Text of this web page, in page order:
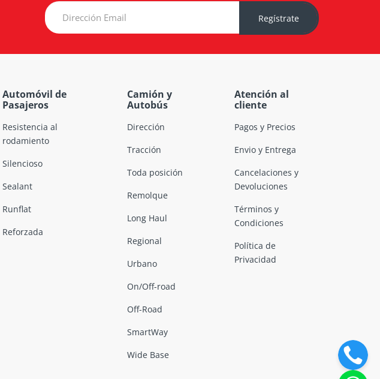
Regístrate
Automóvil de
Pasajeros
Resistencia al
rodamiento
Silencioso
Sealant
Runflat
Reforzada
Camión y
Autobús
Dirección
Tracción
Toda posición
Remolque
Long Haul
Regional
Urbano
On/Off-road
Off-Road
SmartWay
Wide Base
Atención al
cliente
Pagos y Precios
Envio y Entrega
Cancelaciones y
Devoluciones
Términos y
Condiciones
Política de
Privacidad